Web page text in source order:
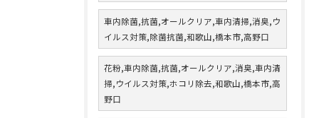
車内除菌,抗菌,オールクリア,車内清掃,消臭,ウ
イルス対策,除菌抗菌,和歌山,橋本市,高野口
花粉,車内除菌,抗菌,オールクリア,消臭,車内清
掃,ウイルス対策,ホコリ除去,和歌山,橋本市,高
野口